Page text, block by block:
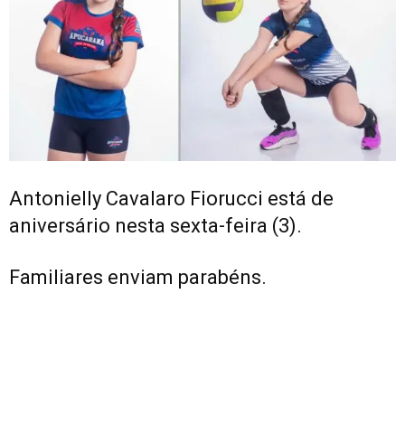
Antonielly Cavalaro Fiorucci está de
aniversário nesta sexta-feira (3).
Familiares enviam parabéns.